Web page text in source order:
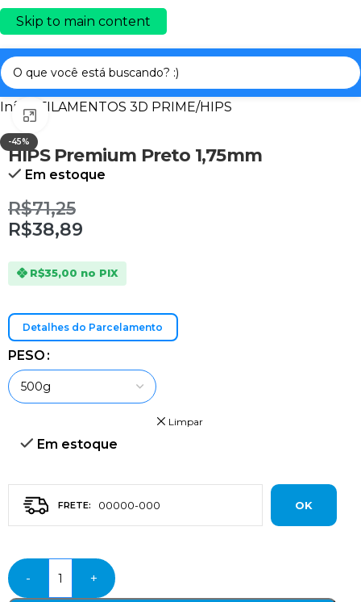
Skip to main content
Início/ FILAMENTOS 3D PRIME/HIPS
-45%
Clique para ampliar
HIPS Premium Preto 1,75mm
Em estoque
R$71,25
R$38,89
R$35,00 no PIX
Detalhes do Parcelamento
PESO
Limpar
Em estoque
OK
- +